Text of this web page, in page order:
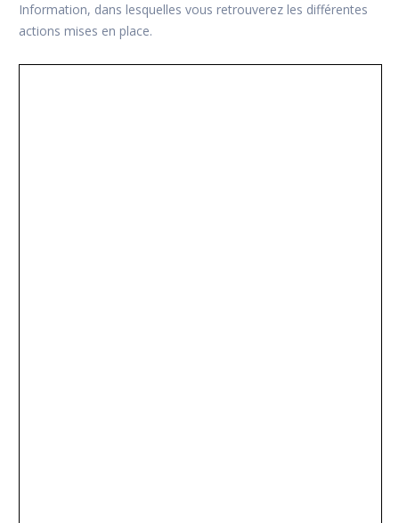
Information, dans lesquelles vous retrouverez les différentes
actions mises en place.